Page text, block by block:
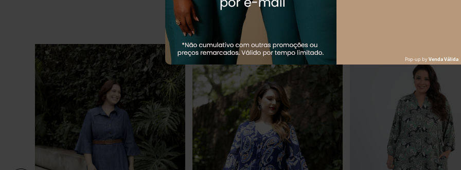
Os mais vendidos